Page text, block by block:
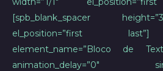
[spb_blank_spacer
el_position=”first last”]
element_name=”Bloco de
animation_delay=”0″